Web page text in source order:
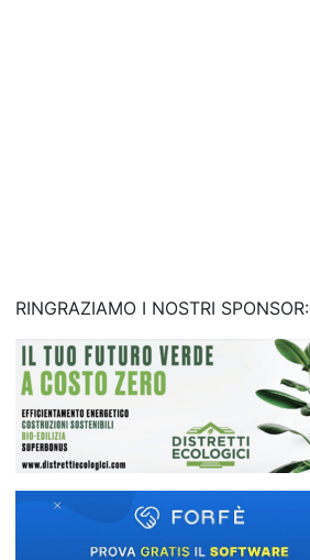
RINGRAZIAMO I NOSTRI SPONSOR: